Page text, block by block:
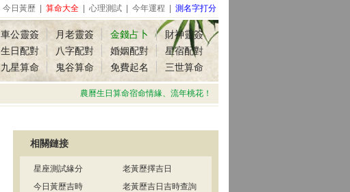
今日黃歷 算命大全 心理測試 今年運程 測名字打分
車公靈簽 月老靈簽 金錢占卜
財神靈簽
生日配對 八字配對 婚姻配對
星宿配對
九星算命 鬼谷算命 免費起名 三世算命
農曆生日算命宿命情緣、流年桃花！
相關鏈接
星座測試緣分
老黃歷擇吉日
今日黃歷吉時
老黃歷吉日吉時查詢